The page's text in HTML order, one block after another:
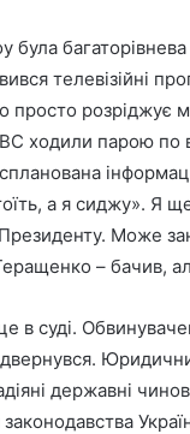
була
телевізійні
просто розріджує
ходили парою по
а я сиджу». Я
Може
– бачив,
в суді.
державні